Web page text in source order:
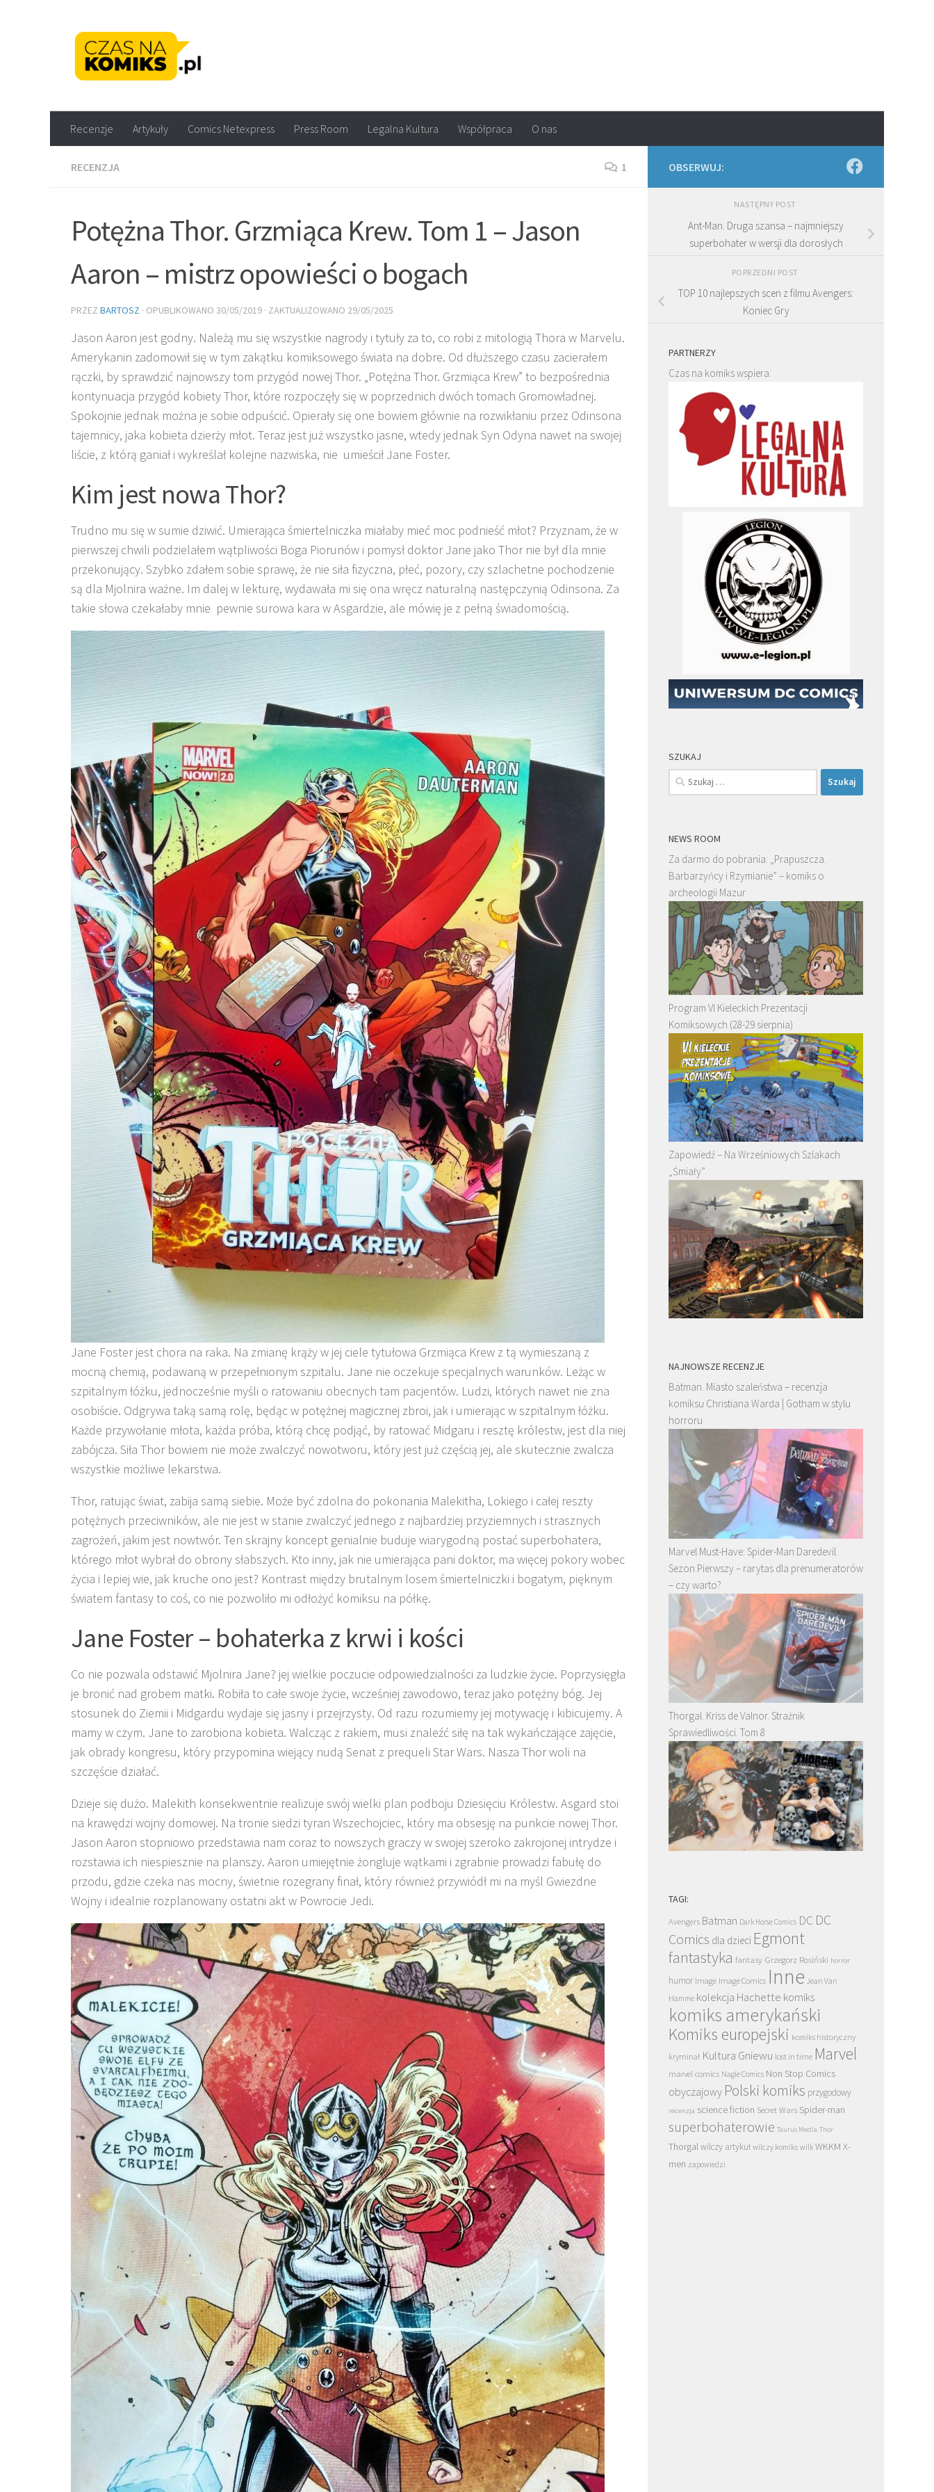
Recenzje Artykuły Comics Netexpress Press Room Legalna Kultura Współpraca O nas
RECENZJA 1
Potężna Thor. Grzmiąca Krew. Tom 1 – Jason
Aaron – mistrz opowieści o bogach
PRZEZ BARTOSZ · OPUBLIKOWANO 30/05/2019 · ZAKTUALIZOWANO 29/05/2025
Jason Aaron jest godny. Należą mu się wszystkie nagrody i tytuły za to, co robi z mitologią Thora w Marvelu.
Amerykanin zadomowił się w tym zakątku komiksowego świata na dobre. Od dłuższego czasu zacierałem
rączki, by sprawdzić najnowszy tom przygód nowej Thor. „Potężna Thor. Grzmiąca Krew” to bezpośrednia
kontynuacja przygód kobiety Thor, które rozpoczęły się w poprzednich dwóch tomach Gromowładnej.
Spokojnie jednak można je sobie odpuścić. Opierały się one bowiem głównie na rozwikłaniu przez Odinsona
tajemnicy, jaka kobieta dzierży młot. Teraz jest już wszystko jasne, wtedy jednak Syn Odyna nawet na swojej
liście, z którą ganiał i wykreślał kolejne nazwiska, nie umieścił Jane Foster.
Kim jest nowa Thor?
Trudno mu się w sumie dziwić. Umierająca śmiertelniczka miałaby mieć moc podnieść młot? Przyznam, że w
pierwszej chwili podzielałem wątpliwości Boga Piorunów i pomysł doktor Jane jako Thor nie był dla mnie
przekonujący. Szybko zdałem sobie sprawę, że nie siła fizyczna, płeć, pozory, czy szlachetne pochodzenie
są dla Mjolnira ważne. Im dalej w lekturę, wydawała mi się ona wręcz naturalną następczynią Odinsona. Za
takie słowa czekałaby mnie pewnie surowa kara w Asgardzie, ale mówię je z pełną świadomością.
Jane Foster jest chora na raka. Na zmianę krąży w jej ciele tytułowa Grzmiąca Krew z tą wymieszaną z
mocną chemią, podawaną w przepełnionym szpitalu. Jane nie oczekuje specjalnych warunków. Leżąc w
szpitalnym łóżku, jednocześnie myśli o ratowaniu obecnych tam pacjentów. Ludzi, których nawet nie zna
osobiście. Odgrywa taką samą rolę, będąc w potężnej magicznej zbroi, jak i umierając w szpitalnym łóżku.
Każde przywołanie młota, każda próba, którą chcę podjąć, by ratować Midgaru i resztę królestw, jest dla niej
zabójcza. Siła Thor bowiem nie może zwalczyć nowotworu, który jest już częścią jej, ale skutecznie zwalcza
wszystkie możliwe lekarstwa.
Thor, ratując świat, zabija samą siebie. Może być zdolna do pokonania Malekitha, Lokiego i całej reszty
potężnych przeciwników, ale nie jest w stanie zwalczyć jednego z najbardziej przyziemnych i strasznych
zagrożeń, jakim jest nowtwór. Ten skrajny koncept genialnie buduje wiarygodną postać superbohatera,
którego młot wybrał do obrony słabszych. Kto inny, jak nie umierająca pani doktor, ma więcej pokory wobec
życia i lepiej wie, jak kruche ono jest? Kontrast między brutalnym losem śmiertelniczki i bogatym, pięknym
światem fantasy to coś, co nie pozwoliło mi odłożyć komiksu na półkę.
Jane Foster – bohaterka z krwi i kości
Co nie pozwala odstawić Mjolnira Jane? jej wielkie poczucie odpowiedzialności za ludzkie życie. Poprzysięgła
je bronić nad grobem matki. Robiła to całe swoje życie, wcześniej zawodowo, teraz jako potężny bóg. Jej
stosunek do Ziemii i Midgardu wydaje się jasny i przejrzysty. Od razu rozumiemy jej motywację i kibicujemy. A
mamy w czym. Jane to zarobiona kobieta. Walcząc z rakiem, musi znaleźć siłę na tak wykańczające zajęcie,
jak obrady kongresu, który przypomina wiejący nudą Senat z prequeli Star Wars. Nasza Thor woli na
szczęście działać.
Dzieje się dużo. Malekith konsekwentnie realizuje swój wielki plan podboju Dziesięciu Królestw. Asgard stoi
na krawędzi wojny domowej. Na tronie siedzi tyran Wszechojciec, który ma obsesję na punkcie nowej Thor.
Jason Aaron stopniowo przedstawia nam coraz to nowszych graczy w swojej szeroko zakrojonej intrydze i
rozstawia ich niespiesznie na planszy. Aaron umiejętnie żongluje wątkami i zgrabnie prowadzi fabułę do
przodu, gdzie czeka nas mocny, świetnie rozegrany finał, który również przywiódł mi na myśl Gwiezdne
Wojny i idealnie rozplanowany ostatni akt w Powrocie Jedi.
OBSERWUJ:
NASTĘPNY POST
Ant-Man. Druga szansa – najmniejszy
superbohater w wersji dla dorosłych
POPRZEDNI POST
TOP 10 najlepszych scen z filmu Avengers:
Koniec Gry
PARTNERZY
Czas na komiks wspiera:
SZUKAJ
Szukaj:
NEWS ROOM
Za darmo do pobrania: „Prapuszcza.
Barbarzyńcy i Rzymianie” – komiks o
archeologii Mazur
Program VI Kieleckich Prezentacji
Komiksowych (28-29 sierpnia)
Zapowiedź – Na Wrześniowych Szlakach
„Śmiały”
NAJNOWSZE RECENZJE
Batman. Miasto szaleństwa – recenzja
komiksu Christiana Warda | Gotham w stylu
horroru
Marvel Must-Have: Spider-Man Daredevil.
Sezon Pierwszy – rarytas dla prenumeratorów
– czy warto?
Thorgal. Kriss de Valnor. Strażnik
Sprawiedliwości. Tom 8
TAGI:
Avengers Batman Dark Horse Comics DC DC
Comics dla dzieci Egmont
fantastyka fantasy Grzegorz Rosiński horror
humor Image Image Comics Inne Jean Van
Hamme kolekcja Hachette komiks
komiks amerykański
Komiks europejski komiks historyczny
kryminał Kultura Gniewu lost in time Marvel
marvel comics Nagle Comics Non Stop Comics
obyczajowy Polski komiks przygodowy
recenzja science fiction Secret Wars Spider-man
superbohaterowie Taurus Media Thor
Thorgalwilczy artykuł wilczy komiks wilk WKKM X-
men zapowiedzi